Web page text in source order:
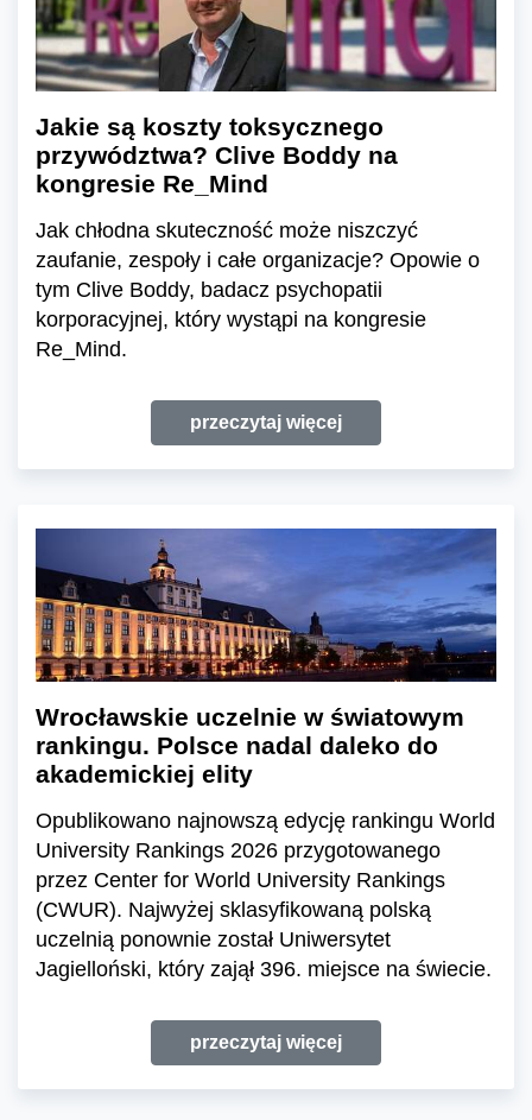
Jakie są koszty toksycznego
przywództwa? Clive Boddy na
kongresie Re_Mind
Jak chłodna skuteczność może niszczyć
zaufanie, zespoły i całe organizacje? Opowie o
tym Clive Boddy, badacz psychopatii
korporacyjnej, który wystąpi na kongresie
Re_Mind.
przeczytaj więcej
Wrocławskie uczelnie w światowym
rankingu. Polsce nadal daleko do
akademickiej elity
Opublikowano najnowszą edycję rankingu World
University Rankings 2026 przygotowanego
przez Center for World University Rankings
(CWUR). Najwyżej sklasyfikowaną polską
uczelnią ponownie został Uniwersytet
Jagielloński, który zajął 396. miejsce na świecie.
przeczytaj więcej